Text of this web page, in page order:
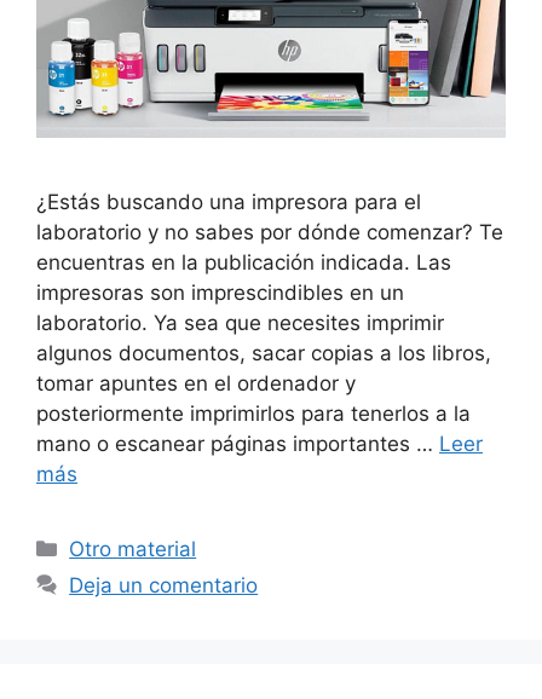
¿Estás buscando una impresora para el
laboratorio y no sabes por dónde comenzar? Te
encuentras en la publicación indicada. Las
impresoras son imprescindibles en un
laboratorio. Ya sea que necesites imprimir
algunos documentos, sacar copias a los libros,
tomar apuntes en el ordenador y
posteriormente imprimirlos para tenerlos a la
mano o escanear páginas importantes … Leer
más
Categorías
Otro material
Deja un comentario